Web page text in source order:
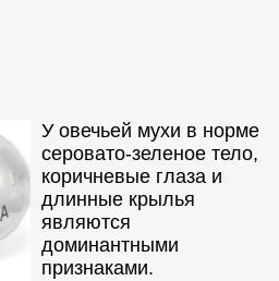
У овечьей мухи в норме
серовато-зеленое тело,
коричневые глаза и
длинные крылья
являются
доминантными
признаками.